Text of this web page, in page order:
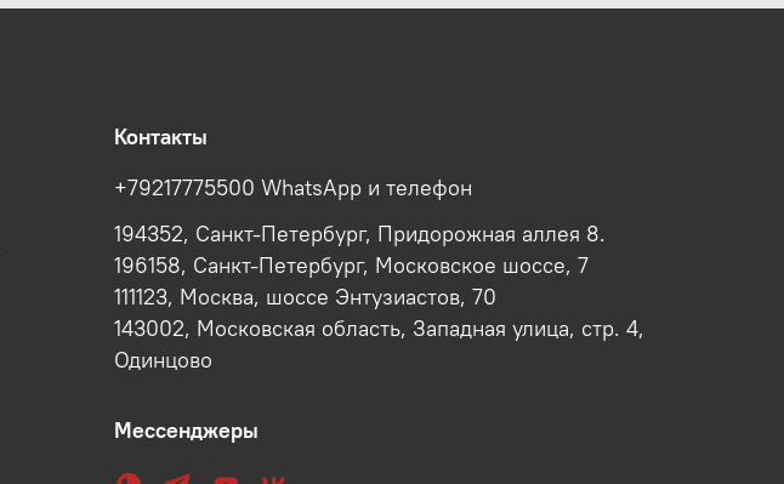
Контакты
+79217775500 WhatsApp и телефон
194352, Санкт-Петербург, Придорожная аллея 8.
196158, Санкт-Петербург, Московское шоссе, 7
111123, Москва, шоссе Энтузиастов, 70
143002, Московская область, Западная улица, стр. 4,
Одинцово
Мессенджеры